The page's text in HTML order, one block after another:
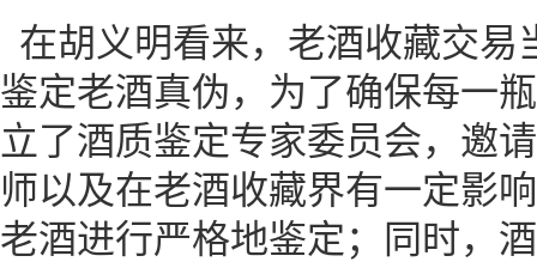
在胡义明看来，老酒收藏交易
鉴定老酒真伪，为了确保每一
立了酒质鉴定专家委员会，邀
师以及在老酒收藏界有一定影
老酒进行严格地鉴定；同时，